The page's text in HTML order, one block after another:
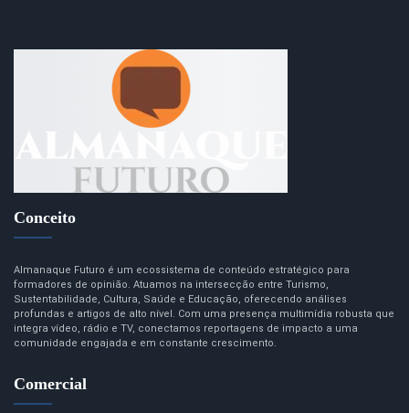
Conceito
Almanaque Futuro é um ecossistema de conteúdo estratégico para
formadores de opinião. Atuamos na intersecção entre Turismo,
Sustentabilidade, Cultura, Saúde e Educação, oferecendo análises
profundas e artigos de alto nível. Com uma presença multimídia robusta que
integra vídeo, rádio e TV, conectamos reportagens de impacto a uma
comunidade engajada e em constante crescimento.
Comercial